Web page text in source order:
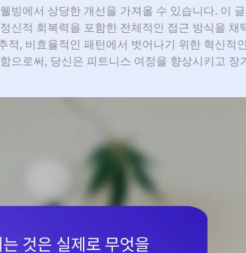
빙에서 상당한 개선을 가져올 수 있습니다. 이 글
신적 회복력을 포함한 전체적인 접근 방식을 채
, 비효율적인 패턴에서 벗어나기 위한 혁신적인
으로써, 당신은 피트니스 여정을 향상시키고 장